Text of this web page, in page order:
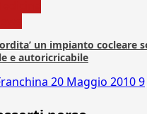
un impianto cocleare
e autoricricabile
20 Maggio 20109